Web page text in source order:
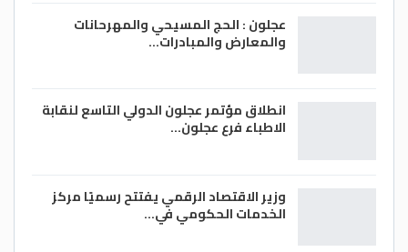
عجلون : الحج المسيحي والمهرحانات
والمعارض والمبادرات…
انطلاق مؤتمر عجلون الدولي التاسع لنقابة
الاطباء فرع عجلون…
وزير الاقتصاد الرقمي يفتتح رسميًا مركز
الخدمات الحكومي في…